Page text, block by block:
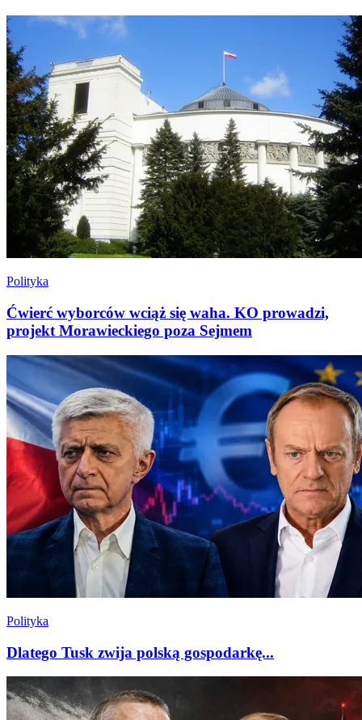
Polityka
Ćwierć wyborców wciąż się waha. KO prowadzi,
projekt Morawieckiego poza Sejmem
Polityka
Dlatego Tusk zwija polską gospodarkę...